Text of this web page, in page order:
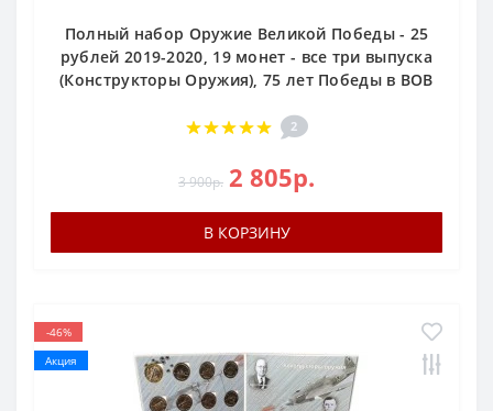
Полный набор Оружие Великой Победы - 25
рублей 2019-2020, 19 монет - все три выпуска
(Конструкторы Оружия), 75 лет Победы в ВОВ
2
3 900р. 2 805р.
В КОРЗИНУ
-46%
Акция